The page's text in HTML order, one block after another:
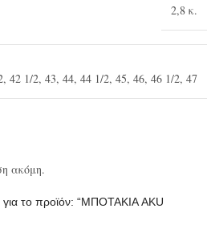
2,8 κ.
, 42 1/2, 43, 44, 44 1/2, 45, 46, 46 1/2, 47
ακόμη.
το προϊόν: “ΜΠΟΤΑΚΙΑ AKU